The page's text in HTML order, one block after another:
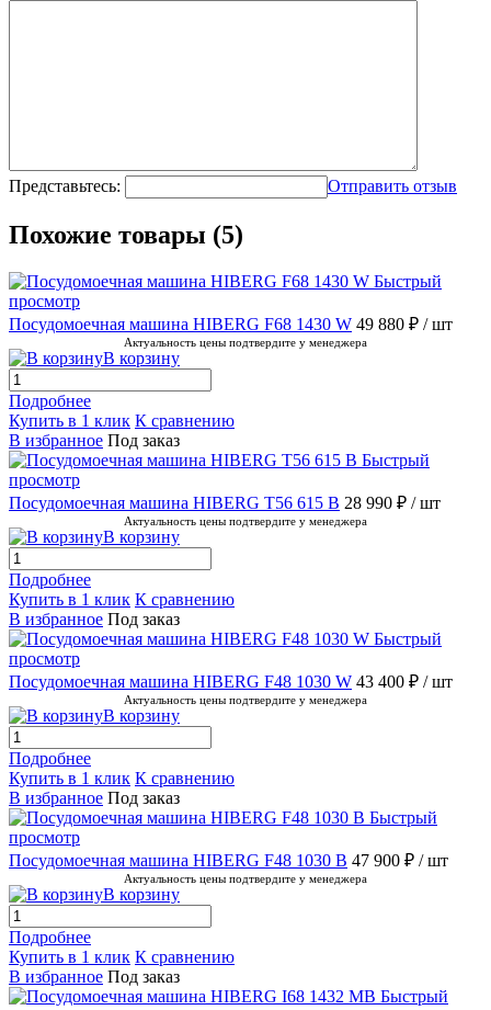
Представьтесь: Отправить отзыв
Похожие товары (5)
Быстрый
просмотр
Посудомоечная машина HIBERG F68 1430 W 49 880 ₽ / шт
Актуальность цены подтвердите у менеджера
В корзину
Подробнее
Купить в 1 клик К сравнению
В избранное Под заказ
Быстрый
просмотр
Посудомоечная машина HIBERG T56 615 B 28 990 ₽ / шт
Актуальность цены подтвердите у менеджера
В корзину
Подробнее
Купить в 1 клик К сравнению
В избранное Под заказ
Быстрый
просмотр
Посудомоечная машина HIBERG F48 1030 W 43 400 ₽ / шт
Актуальность цены подтвердите у менеджера
В корзину
Подробнее
Купить в 1 клик К сравнению
В избранное Под заказ
Быстрый
просмотр
Посудомоечная машина HIBERG F48 1030 B 47 900 ₽ / шт
Актуальность цены подтвердите у менеджера
В корзину
Подробнее
Купить в 1 клик К сравнению
В избранное Под заказ
Быстрый